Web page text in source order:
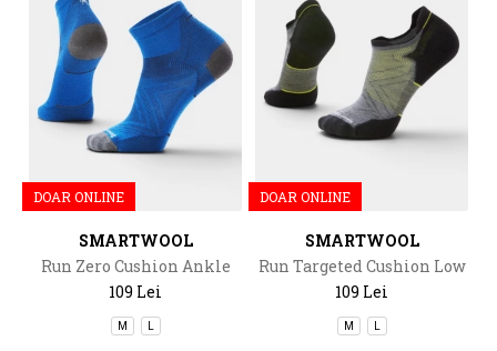
DOAR ONLINE
SMARTWOOL
Run Zero Cushion Ankle
Socks
109 Lei
M
DOAR ONLINE
SMARTWOOL
Run Targeted Cushion Low
Ankle Socks Run
109 Lei
M